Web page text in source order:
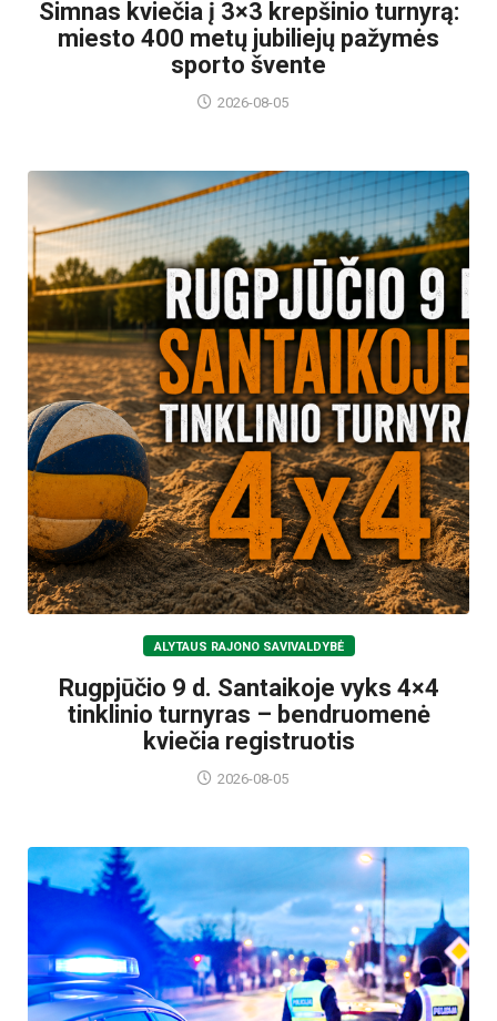
Simnas kviečia į 3×3 krepšinio turnyrą:
miesto 400 metų jubiliejų pažymės
sporto švente
2026-08-05
ALYTAUS RAJONO SAVIVALDYBĖ
Rugpjūčio 9 d. Santaikoje vyks 4×4
tinklinio turnyras – bendruomenė
kviečia registruotis
2026-08-05